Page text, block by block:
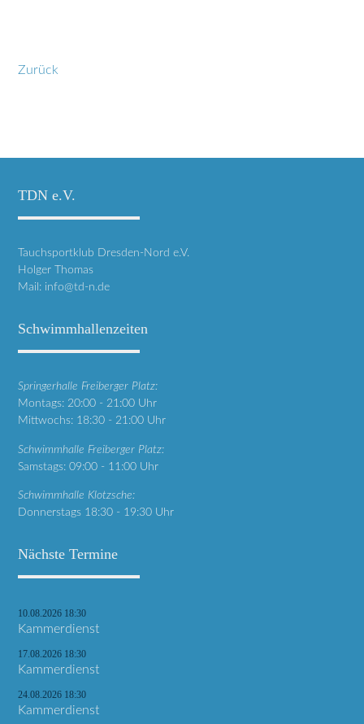
Zurück
TDN e.V.
Tauchsportklub Dresden-Nord e.V.
Holger Thomas
Mail: info@td-n.de
Schwimmhallenzeiten
Springerhalle Freiberger Platz:
Montags: 20:00 - 21:00 Uhr
Mittwochs: 18:30 - 21:00 Uhr
Schwimmhalle Freiberger Platz:
Samstags: 09:00 - 11:00 Uhr
Schwimmhalle Klotzsche:
Donnerstags 18:30 - 19:30 Uhr
Nächste Termine
10.08.2026 18:30
Kammerdienst
17.08.2026 18:30
Kammerdienst
24.08.2026 18:30
Kammerdienst